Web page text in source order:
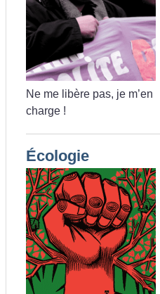
Ne me libère pas, je m’en
charge !
Écologie